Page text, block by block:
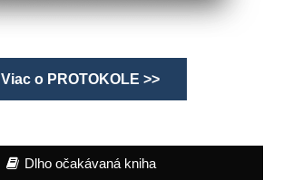
Viac o PROTOKOLE >>
Dlho očakávaná kniha